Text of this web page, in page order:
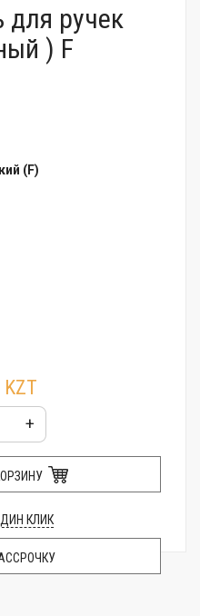
для ручек
) F
(F)
+
КЛИК